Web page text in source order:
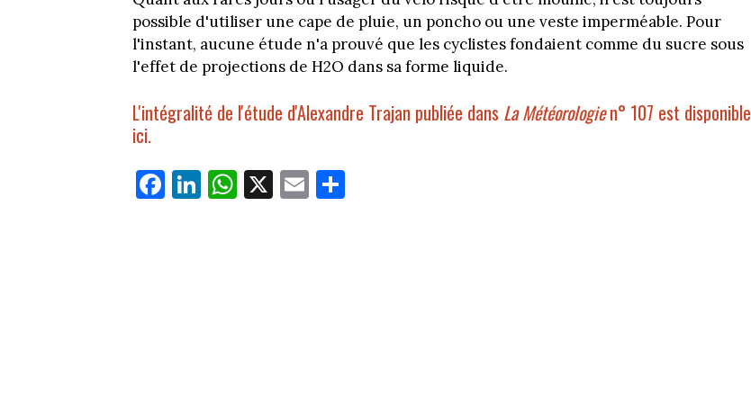
possible d'utiliser une cape de pluie, un poncho ou une veste imperméable. Pour
l'instant, aucune étude n'a prouvé que les cyclistes fondaient comme du sucre sous
l'effet de projections de H2O dans sa forme liquide.
L'intégralité de l'étude d'Alexandre Trajan publiée dans La Météorologien° 107 est disponible
ici.
Fa
ce
Li
nk
W
ha
X E
m